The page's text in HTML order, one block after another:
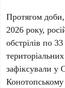
Протягом
2026 року,
обстрілів по
зафіксували у